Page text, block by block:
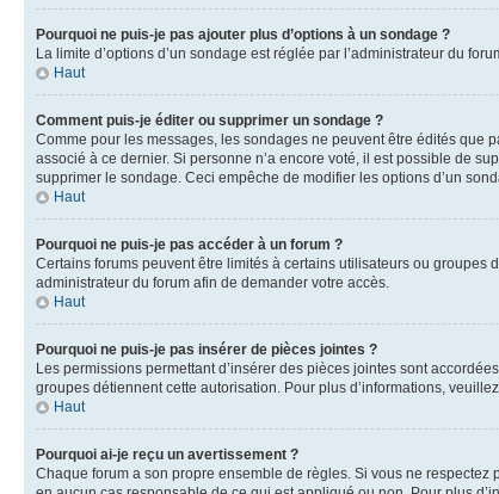
Pourquoi ne puis-je pas ajouter plus d’options à un sondage ?
La limite d’options d’un sondage est réglée par l’administrateur du
Haut
Comment puis-je éditer ou supprimer un sondage ?
Comme pour les messages, les sondages ne peuvent être édités que
associé à ce dernier. Si personne n’a encore voté, il est possible de
supprimer le sondage. Ceci empêche de modifier les options d’un
Haut
Pourquoi ne puis-je pas accéder à un forum ?
Certains forums peuvent être limités à certains utilisateurs ou groupes
administrateur du forum afin de demander votre accès.
Haut
Pourquoi ne puis-je pas insérer de pièces jointes ?
Les permissions permettant d’insérer des pièces jointes sont
groupes détiennent cette autorisation. Pour plus d’informations,
Haut
Pourquoi ai-je reçu un avertissement ?
Chaque forum a son propre ensemble de règles. Si vous ne respectez